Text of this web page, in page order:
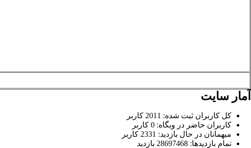
آمار سایت
کل کاربران ثبت شده: 2011 کاربر
کاربران حاضر در وبگاه: 0 کاربر
میهمانان در حال بازدید: 2331 کاربر
تمام بازدید‌ها: 28697468 بازدید